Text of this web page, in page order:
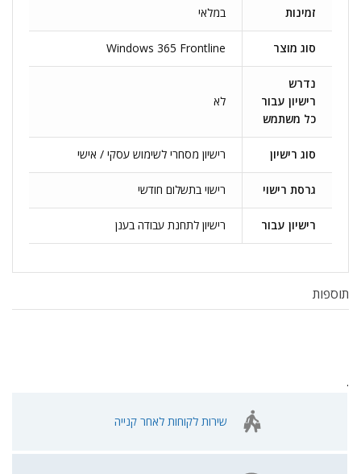
זמינות במלאי
סוג מוצר Windows 365 Frontline
נדרש
רישיון עבור
כל משתמש
לא
סוג רישיון רישיון מסחרי לשימוש עסקי / אישי
גרסת רישוי רישוי בתשלום חודשי
רישיון עבור רישיון לתחנת עבודה בענן
תוספות
.
שירות לקוחות לאחר קנייה